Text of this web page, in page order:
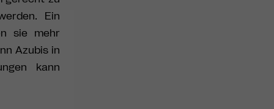
Ein
sie mehr
Azubis in
kann